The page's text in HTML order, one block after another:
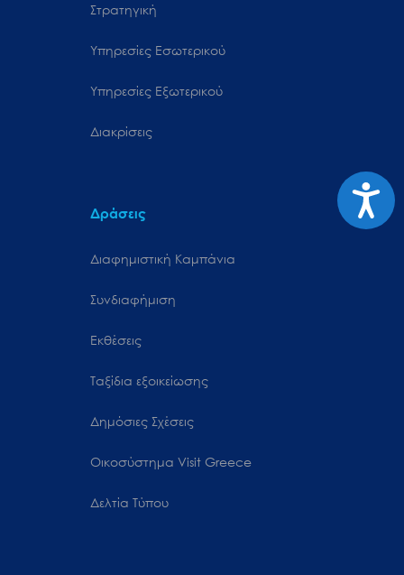
Στρατηγική
Υπηρεσίες Εσωτερικού
Υπηρεσίες Εξωτερικού
Διακρίσεις
Δράσεις
Διαφημιστική Καμπάνια
Συνδιαφήμιση
Εκθέσεις
Ταξίδια εξοικείωσης
Δημόσιες Σχέσεις
Oικοσύστημα Visit Greece
Δελτία Τύπου